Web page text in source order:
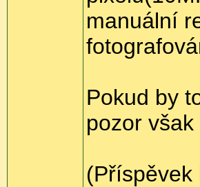
manuální
Pokud by
pozor
(Příspěvek